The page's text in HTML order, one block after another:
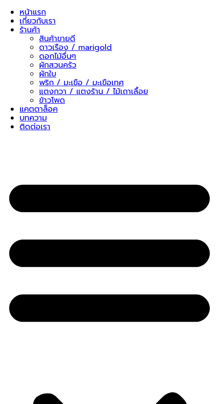
Skip
content
หน้าแรก
เกี่ยวกับเรา
ร้านค้า
สินค้าขายดี
ดาวเรือง / marigold
ดอกไม้อื่นๆ
ผักสวนครัว
ผักใบ
พริก / มะเขือ / มะเขือเทศ
แตงกวา / แตงร้าน / ไม้เถาเลื้อย
ข้าวโพด
แคตตาล็อค
บทความ
ติดต่อเรา